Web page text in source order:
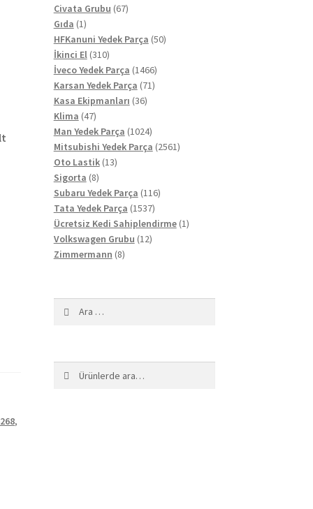
,
Civata Grubu 6767
Gıda 11
ürün
HFKanuni Yedek Parça 5050
İkinci El 310310
ürün
İveco Yedek Parça 14661466
ürün
Karsan Yedek Parça 7171
Kasa Ekipmanları 3636
Klima 4747
ürün
Man Yedek Parça 10241024
ürün
Mitsubishi Yedek Parça 25612561
Oto Lastik 1313
Sigorta 88
ürün
Subaru Yedek Parça 116116
Tata Yedek Parça 15371537
ürün
Ücretsiz Kedi Sahiplendirme 11
Volkswagen Grubu 1212
Zimmermann 88